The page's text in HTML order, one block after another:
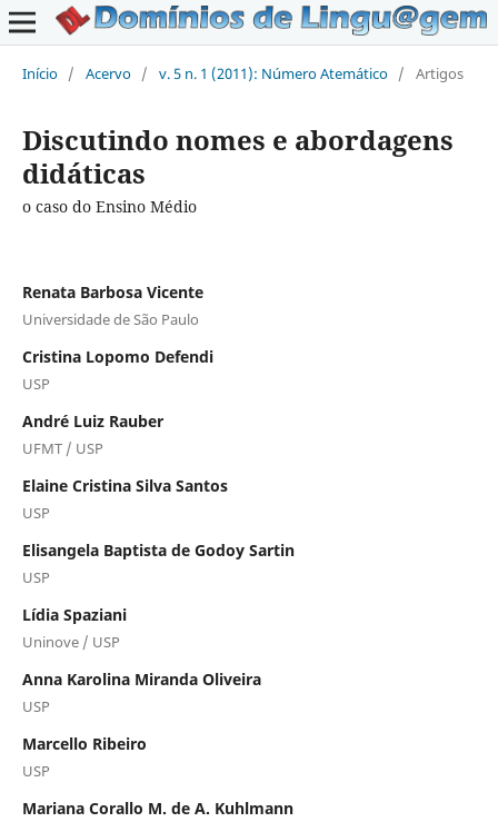
Início / Acervo / v. 5 n. 1 (2011): Número Atemático / Artigos
Discutindo nomes e abordagens
didáticas
o caso do Ensino Médio
Renata Barbosa Vicente
Universidade de São Paulo
Cristina Lopomo Defendi
USP
André Luiz Rauber
UFMT / USP
Elaine Cristina Silva Santos
USP
Elisangela Baptista de Godoy Sartin
USP
Lídia Spaziani
Uninove / USP
Anna Karolina Miranda Oliveira
USP
Marcello Ribeiro
USP
Mariana Corallo M. de A. Kuhlmann